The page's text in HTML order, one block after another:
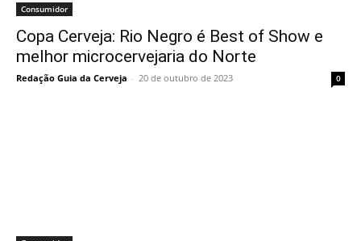
Consumidor
Copa Cerveja: Rio Negro é Best of Show e
melhor microcervejaria do Norte
Redação Guia da Cerveja - 20 de outubro de 2023 0